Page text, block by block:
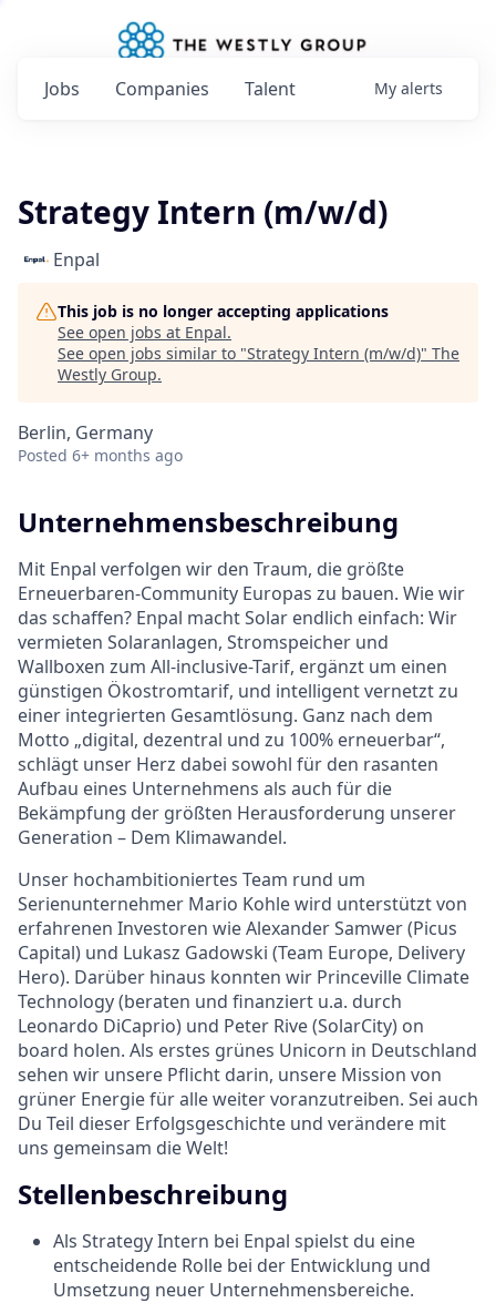
Jobs Companies Talent My alerts
Strategy Intern (m/w/d)
Enpal
This job is no longer accepting applications
See open jobs at Enpal.
See open jobs similar to "Strategy Intern (m/w/d)" The
Westly Group.
Berlin, Germany
Posted 6+ months ago
Unternehmensbeschreibung
Mit Enpal verfolgen wir den Traum, die größte
Erneuerbaren-Community Europas zu bauen. Wie wir
das schaffen? Enpal macht Solar endlich einfach: Wir
vermieten Solaranlagen, Stromspeicher und
Wallboxen zum All-inclusive-Tarif, ergänzt um einen
günstigen Ökostromtarif, und intelligent vernetzt zu
einer integrierten Gesamtlösung. Ganz nach dem
Motto „digital, dezentral und zu 100% erneuerbar“,
schlägt unser Herz dabei sowohl für den rasanten
Aufbau eines Unternehmens als auch für die
Bekämpfung der größten Herausforderung unserer
Generation – Dem Klimawandel.
Unser hochambitioniertes Team rund um
Serienunternehmer Mario Kohle wird unterstützt von
erfahrenen Investoren wie Alexander Samwer (Picus
Capital) und Lukasz Gadowski (Team Europe, Delivery
Hero). Darüber hinaus konnten wir Princeville Climate
Technology (beraten und finanziert u.a. durch
Leonardo DiCaprio) und Peter Rive (SolarCity) on
board holen. Als erstes grünes Unicorn in Deutschland
sehen wir unsere Pflicht darin, unsere Mission von
grüner Energie für alle weiter voranzutreiben. Sei auch
Du Teil dieser Erfolgsgeschichte und verändere mit
uns gemeinsam die Welt!
Stellenbeschreibung
Als Strategy Intern bei Enpal spielst du eine
entscheidende Rolle bei der Entwicklung und
Umsetzung neuer Unternehmensbereiche.